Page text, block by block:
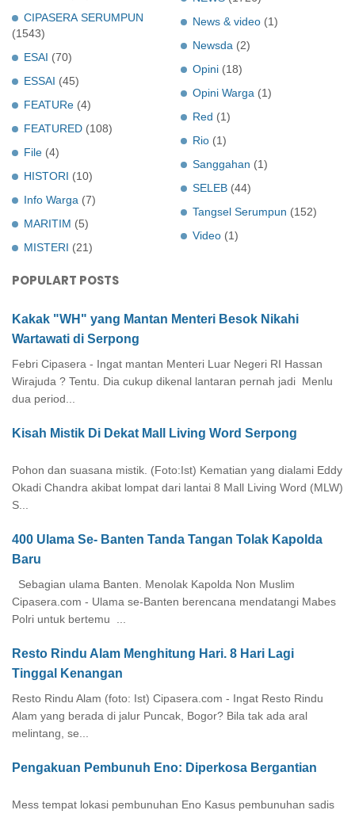
CIPASERA SERUMPUN
(1543)
ESAI (70)
ESSAI (45)
FEATURe (4)
FEATURED (108)
File (4)
HISTORI (10)
Info Warga (7)
MARITIM (5)
MISTERI (21)
News & video (1)
Newsda (2)
Opini (18)
Opini Warga (1)
Red (1)
Rio (1)
Sanggahan (1)
SELEB (44)
Tangsel Serumpun (152)
Video (1)
POPULART POSTS
Kakak "WH" yang Mantan Menteri Besok Nikahi
Wartawati di Serpong
Febri Cipasera - Ingat mantan Menteri Luar Negeri RI Hassan
Wirajuda ? Tentu. Dia cukup dikenal lantaran pernah jadi Menlu
dua period...
Kisah Mistik Di Dekat Mall Living Word Serpong
Pohon dan suasana mistik. (Foto:Ist) Kematian yang dialami Eddy
Okadi Chandra akibat lompat dari lantai 8 Mall Living Word (MLW)
S...
400 Ulama Se- Banten Tanda Tangan Tolak Kapolda
Baru
Sebagian ulama Banten. Menolak Kapolda Non Muslim
Cipasera.com - Ulama se-Banten berencana mendatangi Mabes
Polri untuk bertemu ...
Resto Rindu Alam Menghitung Hari. 8 Hari Lagi
Tinggal Kenangan
Resto Rindu Alam (foto: Ist) Cipasera.com - Ingat Resto Rindu
Alam yang berada di jalur Puncak, Bogor? Bila tak ada aral
melintang, se...
Pengakuan Pembunuh Eno: Diperkosa Bergantian
Mess tempat lokasi pembunuhan Eno Kasus pembunuhan sadis